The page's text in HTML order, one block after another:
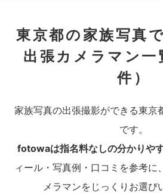
東京都の家族写真
出張カメラマン一
件）
家族写真の出張撮影ができる東京
です。
fotowaは指名料なしの分かりや
ィール・写真例・口コミを参考に
メラマンをじっくりお選び